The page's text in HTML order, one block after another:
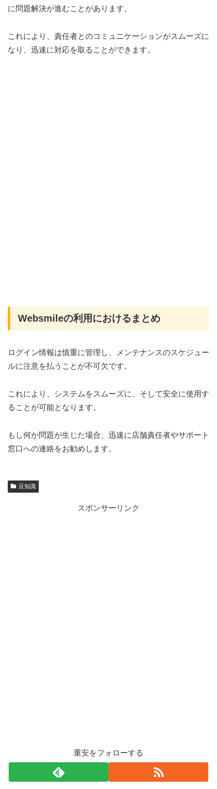
に問題解決が進むことがあります。
これにより、責任者とのコミュニケーションがスムーズに
なり、迅速に対応を取ることができます。
Websmileの利用におけるまとめ
ログイン情報は慎重に管理し、メンテナンスのスケジュー
ルに注意を払うことが不可欠です。
これにより、システムをスムーズに、そして安全に使用す
ることが可能となります。
もし何か問題が生じた場合、迅速に店舗責任者やサポート
窓口への連絡をお勧めします。
豆知識
スポンサーリンク
重安をフォローする